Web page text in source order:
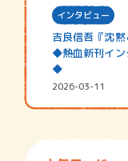
インタビュー
吉良信吾『沈黙
◆熱血新刊イン
◆
2026-03-11